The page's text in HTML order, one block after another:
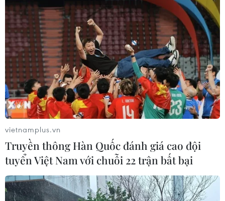
vietnamplus.vn
Truyền thông Hàn Quốc đánh giá cao đội
tuyển Việt Nam với chuỗi 22 trận bất bại